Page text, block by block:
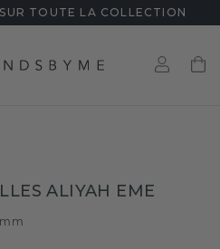
TOUTE LA COLLECTION
ALIYAH EME